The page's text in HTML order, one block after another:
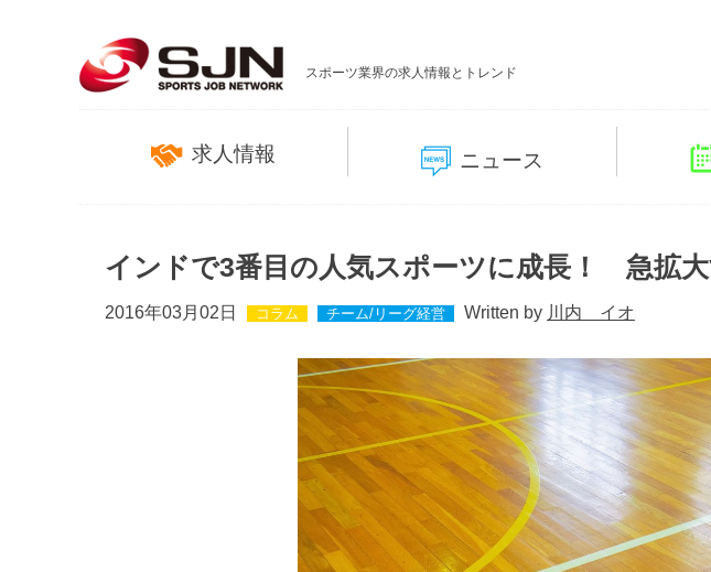
スポーツ業界の求人情報とトレンド
求人情報 ニュース
インドで3番目の人気スポーツに成長！ 急拡
2016年03月02日 コラム チーム/リーグ経営 Written by 川内 イオ